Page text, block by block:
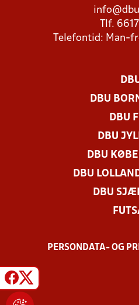
Tlf.
Telefontid: Man-
DBU
DBU
DBU
DBU
DBU
DBU
PERSONDATA- OG